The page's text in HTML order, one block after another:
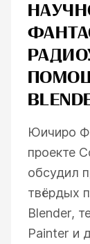
Юичиро
проекте
обсудил
твёрдых
Blender,
Painter и